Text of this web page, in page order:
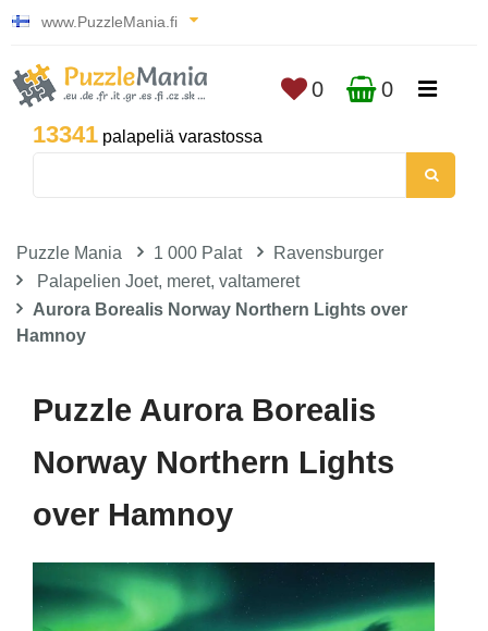
www.PuzzleMania.fi
13341 palapeliä varastossa
0 0
Puzzle Mania 1 000 Palat
Ravensburger
Palapelien Joet, meret, valtameret
Aurora Borealis Norway Northern Lights over
Hamnoy
Puzzle Aurora Borealis
Norway Northern Lights
over Hamnoy